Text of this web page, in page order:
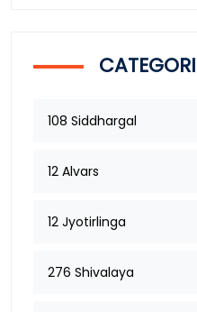
108 Siddhargal
12 Alvars
12 Jyotirlinga
276 Shivalaya